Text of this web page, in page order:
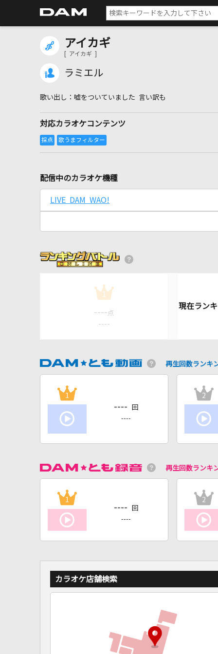
アイカギ
[ アイカギ ]
ラミエル
嘘をついていました 言い訳も
対応カラオケコンテンツ
配信中のカラオケ機種
LIVE DAM WAO!
1
---- 点
----
再生回数ランキ
1
---- 回
----
2
再生回数ランキ
1
---- 回
----
2
カラオケ店舗検索